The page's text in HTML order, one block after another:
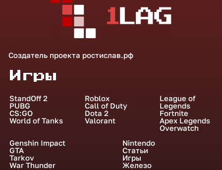
Создатель проекта ростислав.рф
Игры
StandOff 2
PUBG
CS:GO
World of Tanks
Roblox
Call of Duty
Dota 2
Valorant
League of
Legends
Fortnite
Apex Legends
Overwatch
Genshin Impact
GTA
Tarkov
War Thunder
Nintendo
Статьи
Игры
Железо